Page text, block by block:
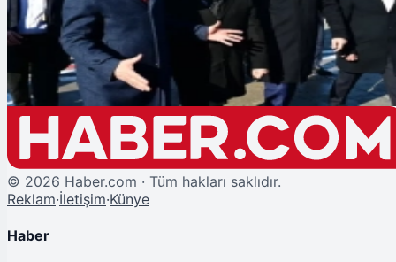
Malatya'ya Giden Bakan Kurum'dan Deprem Konutlarıyla İlgili Açıklama
© 2026 Haber.com · Tüm hakları saklıdır.
Reklam·İletişim·Künye
Haber